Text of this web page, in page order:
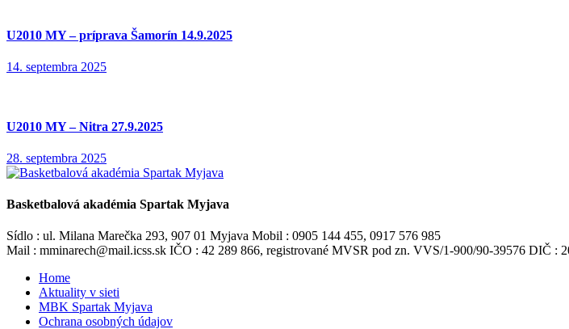
U2010 MY – príprava Šamorín 14.9.2025
14. septembra 2025
U2010 MY – Nitra 27.9.2025
28. septembra 2025
Basketbalová akadémia Spartak Myjava
Sídlo : ul. Milana Marečka 293, 907 01 Myjava Mobil : 0905 144 455, 0917 576 985
Mail : mminarech@mail.icss.sk IČO : 42 289 866, registrované MVSR pod zn. VVS/1-900/90-39576 DIČ :
Home
Aktuality v sieti
MBK Spartak Myjava
Ochrana osobných údajov